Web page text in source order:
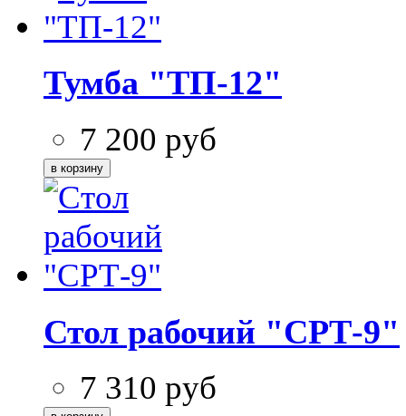
Тумба "ТП-12"
7 200 руб
Стол рабочий "СРТ-9"
7 310 руб